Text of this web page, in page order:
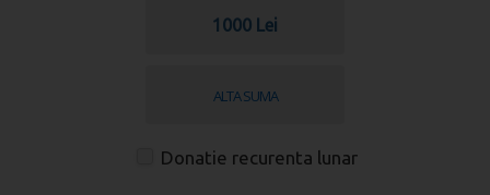
1000 Lei
Donatie recurenta lunar